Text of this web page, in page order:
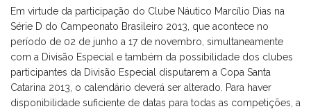
Em virtude da participação do Clube Náutico Marcílio Dias na
Série D do Campeonato Brasileiro 2013, que acontece no
período de 02 de junho a 17 de novembro, simultaneamente
com a Divisão Especial e também da possibilidade dos clubes
participantes da Divisão Especial disputarem a Copa Santa
Catarina 2013, o calendário deverá ser alterado. Para haver
disponibilidade suficiente de datas para todas as competições, a